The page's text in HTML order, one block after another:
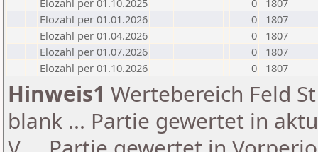
Elozahl per 01.10.2025
0
1807
Elozahl per 01.01.2026
0
1807
Elozahl per 01.04.2026
0
1807
Elozahl per 01.07.2026
0
1807
Elozahl per 01.10.2026
0 1807
Hinweis1 Wertebereich Feld
blank ... Partie gewertet in